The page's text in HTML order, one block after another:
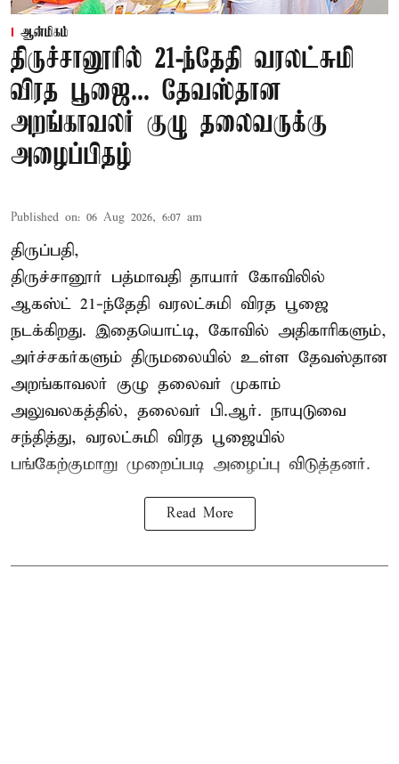
ஆன்மிகம்
திருச்சானூரில் 21-ந்தேதி வரலட்சுமி
விரத பூஜை... தேவஸ்தான
அறங்காவலர் குழு தலைவருக்கு
அழைப்பிதழ்
Published on: 06 Aug 2026, 6:07 am
திருப்பதி,
திருச்சானூர் பத்மாவதி தாயார் கோவிலில்
ஆகஸ்ட் 21-ந்தேதி வரலட்சுமி விரத பூஜை
நடக்கிறது. இதையொட்டி, கோவில் அதிகாரிகளும்,
அர்ச்சகர்களும் திருமலையில் உள்ள தேவஸ்தான
அறங்காவலர் குழு தலைவர் முகாம்
அலுவலகத்தில், தலைவர் பி.ஆர். நாயுடுவை
சந்தித்து, வரலட்சுமி விரத பூஜையில்
பங்கேற்குமாறு முறைப்படி அழைப்பு விடுத்தனர்.
Read More